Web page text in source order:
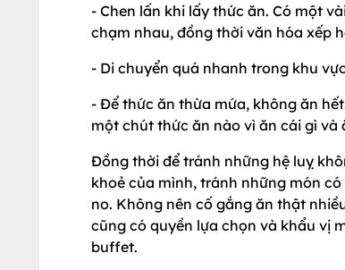
- Chen lấn khi lấy thức ăn. Có một
chạm nhau, đồng thời văn hóa xếp
- Di chuyển quá nhanh trong khu
- Để thức ăn thừa mứa, không ăn
một chút thức ăn nào vì ăn cái gì
Đồng thời để tránh những hệ luỵ
khoẻ của mình, tránh những món
no. Không nên cố gắng ăn thật
cũng có quyền lựa chọn và khẩu vị
buffet.